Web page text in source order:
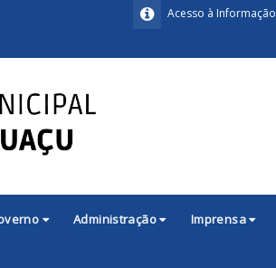
Acesso à Informação
Administração Imprensa